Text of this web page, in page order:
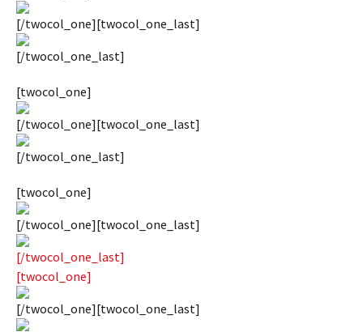
[/twocol_one][twocol_one_last]
[/twocol_one_last]
[twocol_one]
[/twocol_one][twocol_one_last]
[/twocol_one_last]
[twocol_one]
[/twocol_one][twocol_one_last]
[/twocol_one_last]
[twocol_one]
[/twocol_one][twocol_one_last]